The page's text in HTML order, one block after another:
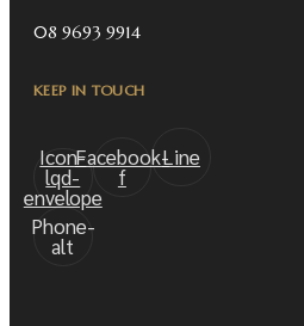
08 9693 9914
KEEP IN TOUCH
Icon-
lqd-
envelope
Facebook-
f
Line
Phone-
alt